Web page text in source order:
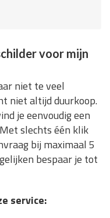
voor mijn
niet te veel
niet altijd duurkoop.
je eenvoudig een
slechts één klik
bij maximaal 5
bespaar je tot
service: